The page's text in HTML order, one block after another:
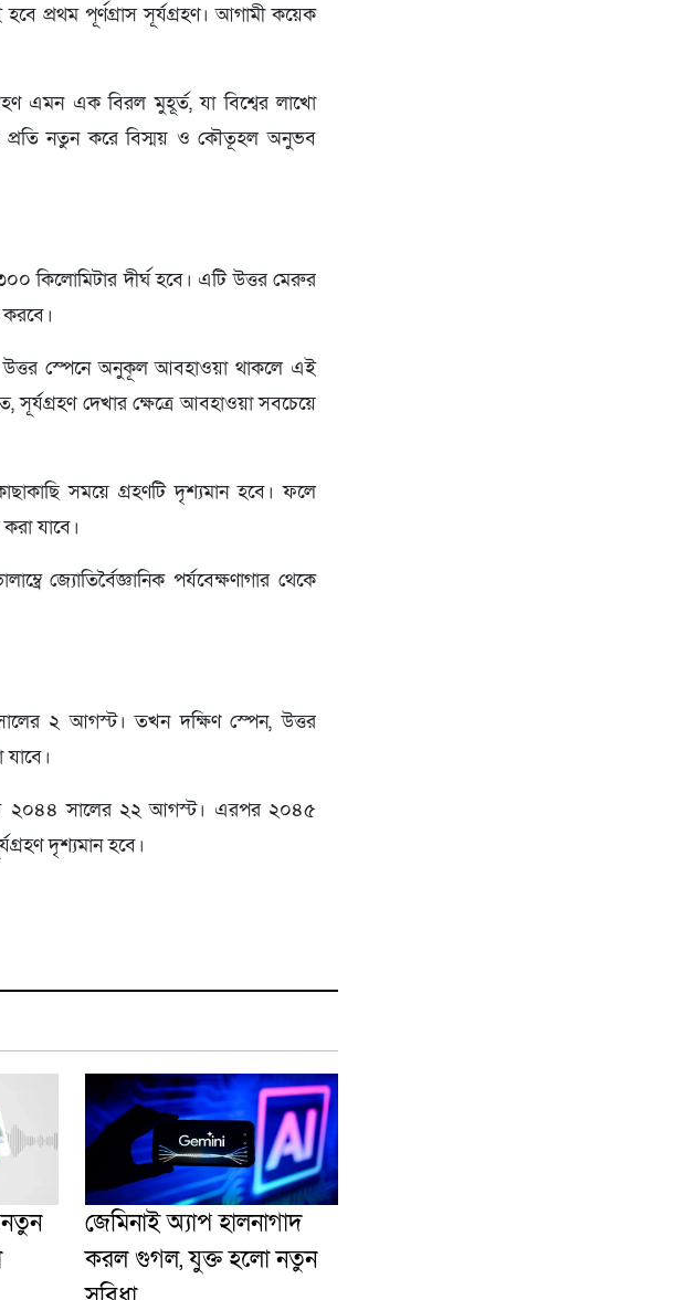
প্রথম পূর্ণগ্রাস সূর্যগ্রহণ। আগামী কয়েক
এমন এক বিরল মুহূর্ত, যা বিশ্বের লাখো
প্রতি নতুন করে বিস্ময় ও কৌতূহল অনুভব
কিলোমিটার দীর্ঘ হবে। এটি উত্তর মেরুর
করবে।
উত্তর স্পেনে অনুকূল আবহাওয়া থাকলে এই
সূর্যগ্রহণ দেখার ক্ষেত্রে আবহাওয়া সবচেয়ে
সময়ে গ্রহণটি দৃশ্যমান হবে। ফলে
যাবে।
জ্যোতির্বৈজ্ঞানিক পর্যবেক্ষণাগার থেকে
২ আগস্ট। তখন দক্ষিণ স্পেন, উত্তর
২০৪৪ সালের ২২ আগস্ট। এরপর ২০৪৫
দৃশ্যমান হবে।
জেমিনাই অ্যাপ হালনাগাদ
করল গুগল, যুক্ত হলো নতুন